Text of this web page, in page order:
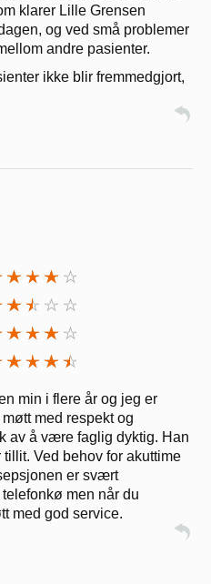
klarer Lille Grensen
og ved små problemer
andre pasienter.
ikke blir fremmedgjort,
min i flere år og jeg er
med respekt og
av å være faglig dyktig. Han
Ved behov for akuttime
er svært
men når du
med god service.